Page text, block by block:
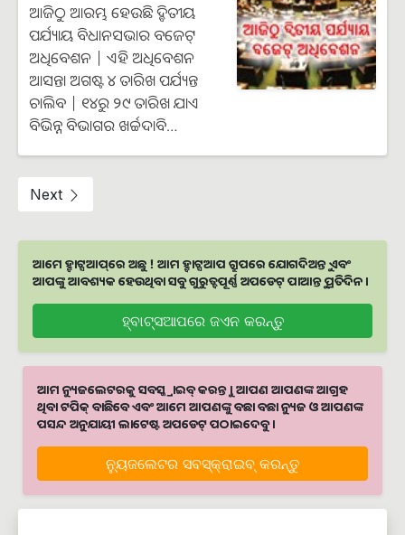
ଆଜିଠୁ ଆରମ୍ଭ ହେଉଛି ଦ୍ବିତୀୟ
ପର୍ଯ୍ୟାୟ ବିଧାନସଭାର ବଜେଟ୍‌
ଅଧିବେଶନ | ଏହି ଅଧିବେଶନ
ଆସନ୍ତା ଅଗଷ୍ଟ ୪ ତାରିଖ ପର୍ଯ୍ୟନ୍ତ
ଚାଲିବ | ୧୪ରୁ ୨୯ ତାରିଖ ଯାଏ
ବିଭିନ୍ନ ବିଭାଗର ଖର୍ଚ୍ଚଦାବି…
Next
ଆମେ ହ୍ବାଟ୍ସଆପ୍‌ରେ ଅଛୁ ! ଆମ ହ୍ବାଟ୍ସଆପ ଗ୍ରୁପରେ ଯୋଗଦିଅନ୍ତୁ ଏବଂ
ଆପଙ୍କୁ ଆବଶ୍ୟକ ହେଉଥିବା ସବୁ ଗୁରୁତ୍ବପୂର୍ଣ୍ଣ ଅପଡେଟ୍‌ ପାଆନ୍ତୁ ପ୍ରତିଦିନ ।
ହ୍ବାଟ୍ସଆପରେ ଜଏନ କରନ୍ତୁ
ଆମ ନ୍ୟୁଜଲେଟରକୁ ସବସ୍କ୍ରାଇବ୍ କରନ୍ତୁ । ଆପଣ ଆପଣଙ୍କ ଆଗ୍ରହ
ଥିବା ଟପିକ୍‌ ବାଛିବେ ଏବଂ ଆମେ ଆପଣଙ୍କୁ ବଛା ବଛା ନ୍ୟୁଜ ଓ ଆପଣଙ୍କ
ପସନ୍ଦ ଅନୁଯାୟୀ ଲାଟେଷ୍ଟ ଅପଡେଟ୍‌ ପଠାଇଦେବୁ ।
ନ୍ୟୁଜଲେଟର ସବସ୍କ୍ରାଇବ୍‌ କରନ୍ତୁ